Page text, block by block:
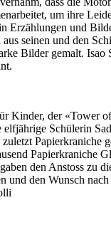
um ihre
Erzäh­lun­gen und
seinen und den
Bilder gemalt. Isao
Kinder, der «Tow­er
elfjährige Schü­lerin
Papierkraniche
Papierkraniche
den Anstoss zu
und den Wun­sch